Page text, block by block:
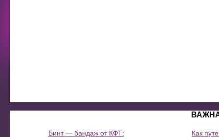
Бинт — бандаж от КФТ:
Как